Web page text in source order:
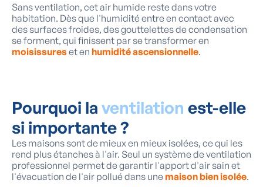
Sans ventilation, cet air humide reste dans votre
habitation. Dès que l'humidité entre en contact avec
des surfaces froides, des gouttelettes de condensation
se forment, qui finissent par se transformer en
moisissureset en humidité ascensionnelle.
Pourquoi la ventilation est-elle
si importante ?
Les maisons sont de mieux en mieux isolées, ce qui les
rend plus étanches à l'air. Seul un système de ventilation
professionnel permet de garantir l'apport d'air sain et
l'évacuation de l'air pollué dans une maison bien isolée.